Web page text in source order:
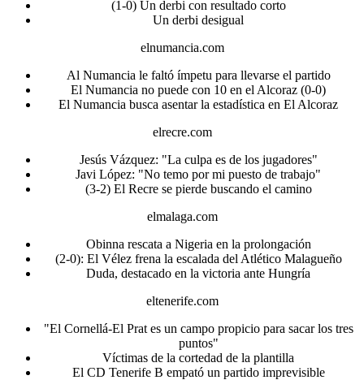
(1-0) Un derbi con resultado corto
Un derbi desigual
elnumancia.com
Al Numancia le faltó ímpetu para llevarse el partido
El Numancia no puede con 10 en el Alcoraz (0-0)
El Numancia busca asentar la estadística en El Alcoraz
elrecre.com
Jesús Vázquez: "La culpa es de los jugadores"
Javi López: "No temo por mi puesto de trabajo"
(3-2) El Recre se pierde buscando el camino
elmalaga.com
Obinna rescata a Nigeria en la prolongación
(2-0): El Vélez frena la escalada del Atlético Malagueño
Duda, destacado en la victoria ante Hungría
eltenerife.com
"El Cornellá-El Prat es un campo propicio para sacar los tres
puntos"
Víctimas de la cortedad de la plantilla
El CD Tenerife B empató un partido imprevisible